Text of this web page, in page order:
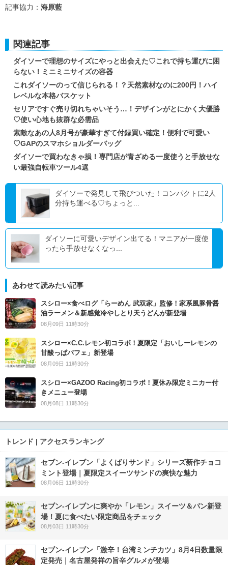
記事協力： 海原藍
関連記事
ダイソーで理想のサイズにやっと出会えた♡これで持ち運びに困
らない！ミニミニサイズの容器
これダイソーのって信じられる！？天然素材なのに200円！ハイ
レベルな本格バスケット
セリアですぐ売り切れちゃいそう…！デザインがとにかく大優勝
♡使い心地も抜群な必需品
素敵なあの人8月号が豪華すぎて付録買い確定！便利で可愛い
♡GAPのスマホショルダーバッグ
ダイソーで買わなきゃ損！専門店が青ざめる一度使うと手放せな
い最強自転車ツール4選
ダイソーで発見して飛びついた！コンパクトに2人
分持ち運べる♡ちょっと...
ダイソーに可愛いデザイン出てる！マニアが一度使
ったら手放せなくなっ...
あわせて読みたい記事
スシロー×食べログ「らーめん 武双家」監修！家系風豚骨醤
油ラーメン＆新感覚冷やしとり天うどんが新登場
08月09日 11時30分
スシロー×C.C.レモン初コラボ！夏限定「おいしーレモンの
甘酸っぱパフェ」新登場
08月09日 11時30分
スシロー×GAZOO Racing初コラボ！夏休み限定ミニカー付
きメニュー登場
08月08日 11時30分
トレンド | アクセスランキング
セブン‐イレブン「よくばりサンド」シリーズ新作チョコ
ミント登場｜夏限定スイーツサンドの爽快な魅力
08月06日 11時30分
セブン‐イレブンに爽やか「レモン」スイーツ＆パン新登
場！夏に食べたい限定商品をチェック
08月03日 11時30分
セブン-イレブン「激辛！台湾ミンチカツ」8月4日数量限
定発売｜名古屋発祥の旨辛グルメが登場